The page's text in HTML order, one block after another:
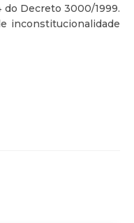
do Decreto 3000/1999.
inconstitucionalidade